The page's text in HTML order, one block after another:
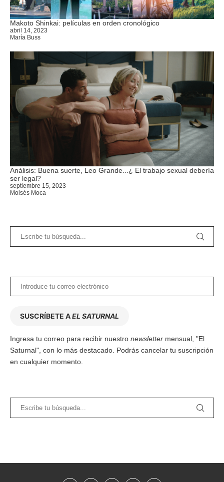
Makoto Shinkai: películas en orden cronológico
abril 14, 2023
María Buss
Análisis: Buena suerte, Leo Grande...¿ El trabajo sexual debería
ser legal?
septiembre 15, 2023
Moisés Moca
SUSCRÍBETE AEL SATURNAL
Ingresa tu correo para recibir nuestro newsletter mensual, "El
Saturnal", con lo más destacado. Podrás cancelar tu suscripción
en cualquier momento.